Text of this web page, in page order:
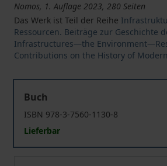
Nomos, 1. Auflage 2023, 280 Seiten
Das Werk ist Teil der Reihe
Ressourcen. Beiträge zur Geschichte
Infrastructures—the
Contributions on the History of
Buch
ISBN 978-3-7560-1130-8
Lieferbar